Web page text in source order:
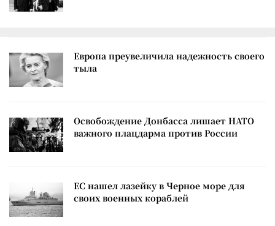
Европа преувеличила надежность своего
тыла
Освобождение Донбасса лишает НАТО
важного плацдарма против России
ЕС нашел лазейку в Черное море для
своих военных кораблей